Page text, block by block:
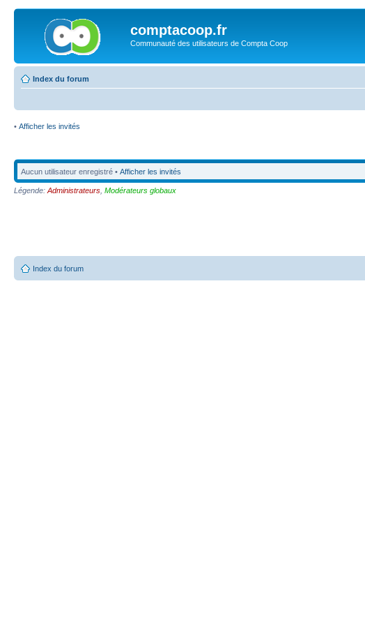
comptacoop.fr
Communauté des utilisateurs de Compta Coop
Index du forum
• Afficher les invités
Aucun utilisateur enregistré • Afficher les invités
Légende: Administrateurs Modérateurs globaux
Index du forum